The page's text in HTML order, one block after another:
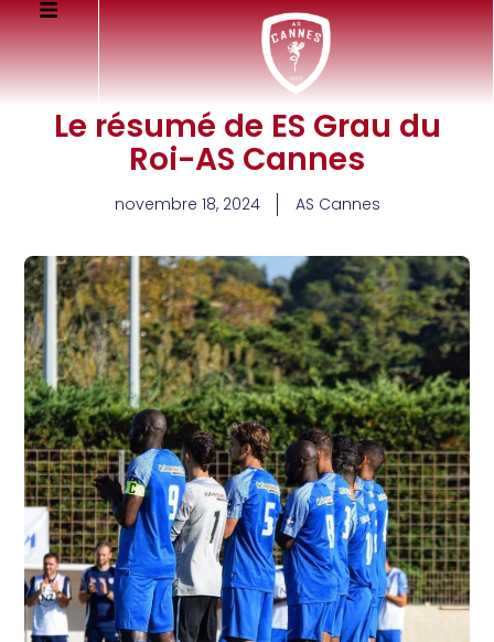
Le résumé de ES Grau du
Roi-AS Cannes
novembre 18, 2024 AS Cannes